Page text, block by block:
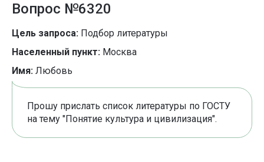
Вопрос №6320
Цель запроса: Подбор литературы
Населенный пункт: Москва
Имя: Любовь
Прошу прислать список литературы по ГОСТУ
на тему "Понятие культура и цивилизация".